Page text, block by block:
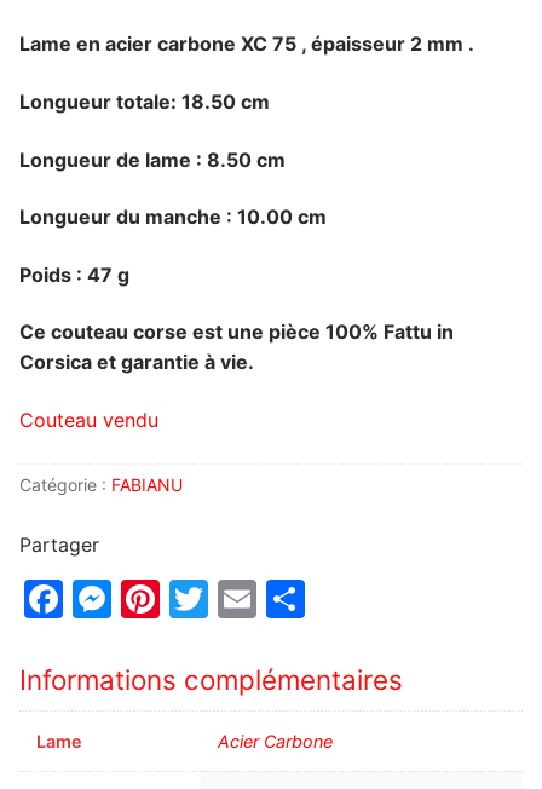
Lame en acier carbone XC 75 , épaisseur 2 mm .
Longueur totale: 18.50 cm
Longueur de lame : 8.50 cm
Longueur du manche : 10.00 cm
Poids : 47 g
Ce couteau corse est une pièce 100% Fattu in
Corsica et garantie à vie.
Couteau vendu
Catégorie : FABIANU
Partager
Facebook
Messenger
Pinterest
Twitter
Email
Informations complémentaires
Lame Acier Carbone